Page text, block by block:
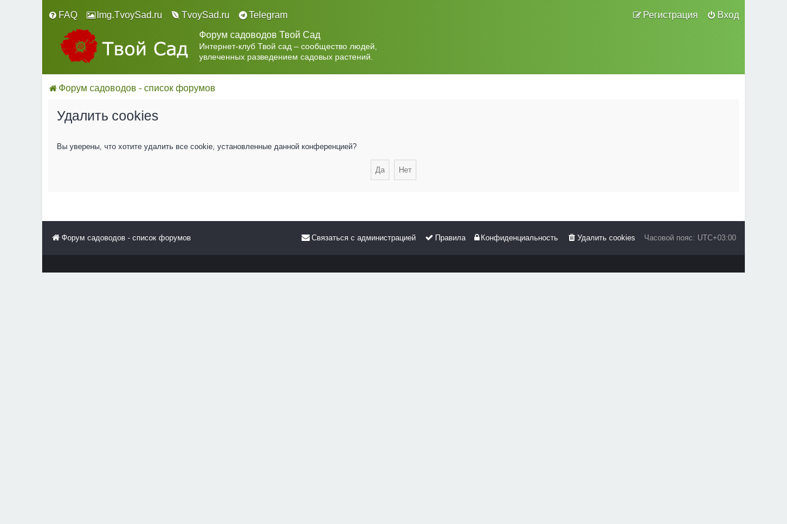
FAQ Вход
Регистрация
Img.TvoySad.ru TvoySad.ru
Telegram
Форум садоводов Твой Сад
Интернет-клуб Твой сад – сообщество людей,
увлеченных разведением садовых растений.
Форум садоводов - список форумов
Удалить cookies
Вы уверены, что хотите удалить все cookie, установленные данной конференцией?
Форум садоводов - список форумов Часовой пояс: UTC+03:00
Удалить cookies
Конфиденциальность
Правила
Связаться с администрацией